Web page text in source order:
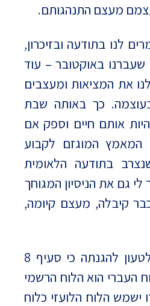
עצמם מעצם התנהגותם.
לנו בתודעה ובזיכרון,
שעברנו באוקטובר – עוד
את המציאות ומעצבים
כך באותה שבת
אותם חיים וספק אם
המאמץ המוגזם לקבוע
בתודעה הלאומית
גם את הניסיון המגוחך
קיבלה, מעצם קיומה,
יכולה הממשלה לבוא ולטעון להגנתה כי סעיף 8
העברי הוא הלוח הרשמי
ישמש הלוח הלועזי כלוח